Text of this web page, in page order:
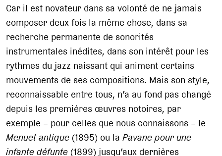
Car il est novateur dans sa volonté de ne jamais
composer deux fois la même chose, dans sa
recherche permanente de sonorités
instrumentales inédites, dans son intérêt pour les
rythmes du jazz naissant qui animent certains
mouvements de ses compositions. Mais son style,
reconnaissable entre tous, n’a au fond pas changé
depuis les premières œuvres notoires, par
exemple – pour celles que nous connaissons – le
Menuet antique (1895) ou laPavane pour une
infante défunte (1899) jusqu’aux dernières